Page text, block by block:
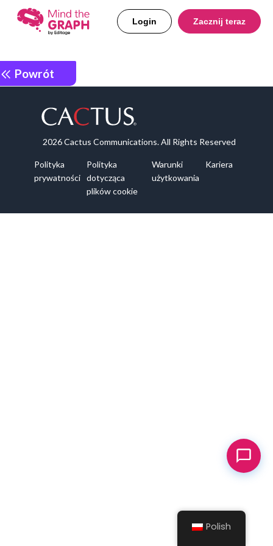
Login Zacznij teraz
Powrót
2026 Cactus Communications. All Rights Reserved
Polityka
prywatności
Polityka
dotycząca
plików cookie
Warunki
użytkowania
Kariera
Polish